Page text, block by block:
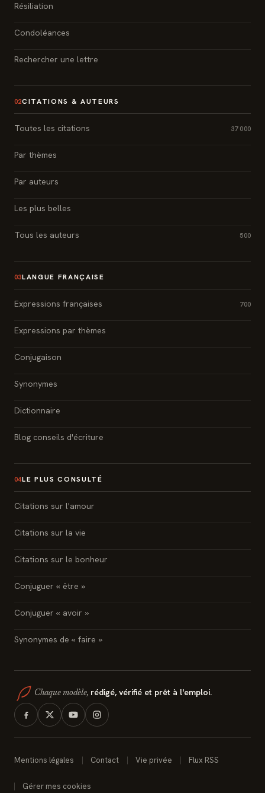
Résiliation
Condoléances
Rechercher une lettre
02CITATIONS & AUTEURS
Toutes les citations 37 000
Par thèmes
Par auteurs
Les plus belles
Tous les auteurs 500
03LANGUE FRANÇAISE
Expressions françaises 700
Expressions par thèmes
Conjugaison
Synonymes
Dictionnaire
Blog conseils d'écriture
04LE PLUS CONSULTÉ
Citations sur l'amour
Citations sur la vie
Citations sur le bonheur
Conjuguer « être »
Conjuguer « avoir »
Synonymes de « faire »
Chaque modèle, rédigé, vérifié et prêt à l'emploi.
Mentions légales Contact Vie privée Flux RSS
Gérer mes cookies